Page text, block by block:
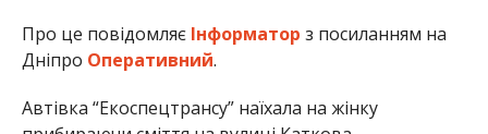
Про це повідомляє Інформатор з посиланням на
Дніпро Оперативний.
Автівка “Екоспецтрансу” наїхала на жінку